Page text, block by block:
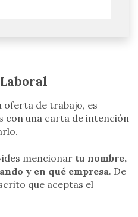
oferta de trabajo, es
con una carta de intención
mencionar tu nombre,
y en qué empresa. De
que aceptas el